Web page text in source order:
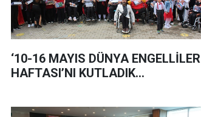
‘10-16 MAYIS DÜNYA ENGELLİLER
HAFTASI’NI KUTLADIK…